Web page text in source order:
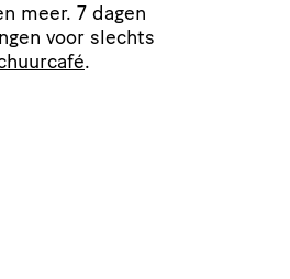
meer. 7 dagen
voor slechts
.